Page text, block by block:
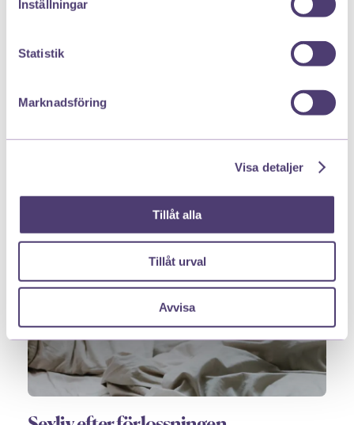
Inställningar
Statistik
Marknadsföring
Visa detaljer
Tillåt alla
Tillåt urval
Avvisa
läkemedel. Kontakta läkare om du inte mår bättre
Du kanske även är intresserad av